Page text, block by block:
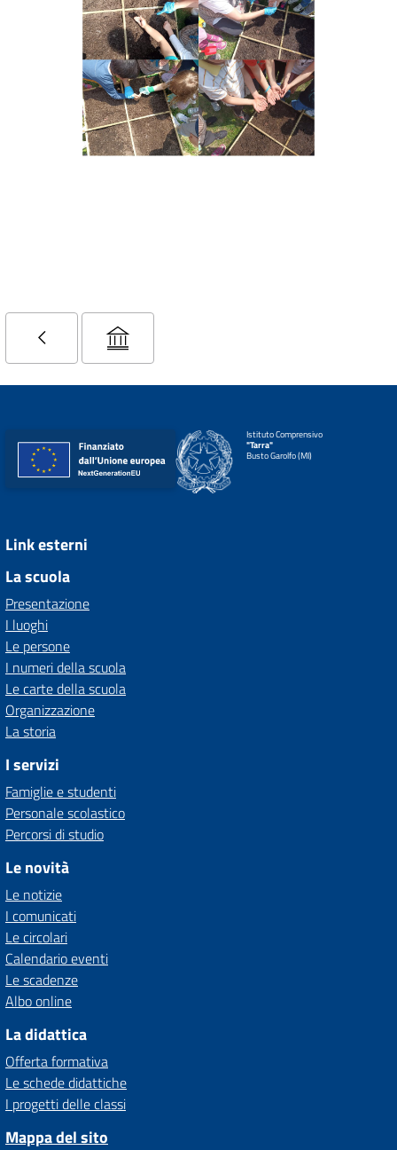
Istituto Comprensivo
"Tarra"
Busto Garolfo (MI)
Link esterni
La scuola
Presentazione
I luoghi
Le persone
I numeri della scuola
Le carte della scuola
Organizzazione
La storia
I servizi
Famiglie e studenti
Personale scolastico
Percorsi di studio
Le novità
Le notizie
I comunicati
Le circolari
Calendario eventi
Le scadenze
Albo online
La didattica
Offerta formativa
Le schede didattiche
I progetti delle classi
Mappa del sito